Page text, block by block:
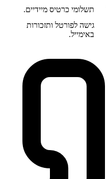
תשלומי כרטיס מיידיים.
גישה לפורטל ותזכורות
באימייל.